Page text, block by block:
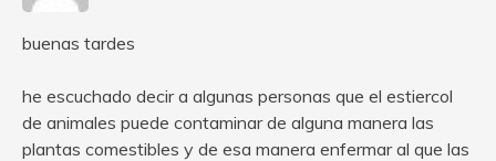
buenas tardes
he escuchado decir a algunas personas que el estiercol
de animales puede contaminar de alguna manera las
plantas comestibles y de esa manera enfermar al que las